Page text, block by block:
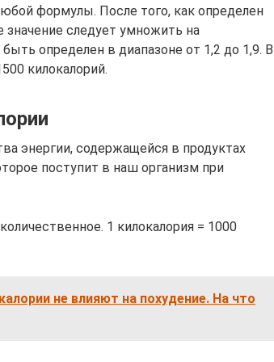
формулы. После того, как определен
значение следует умножить на
определен в диапазоне от 1,2 до 1,9. В
килокалорий.
энергии, содержащейся в продуктах
поступит в наш организм при
1 килокалория = 1000
не влияют на похудение. На что